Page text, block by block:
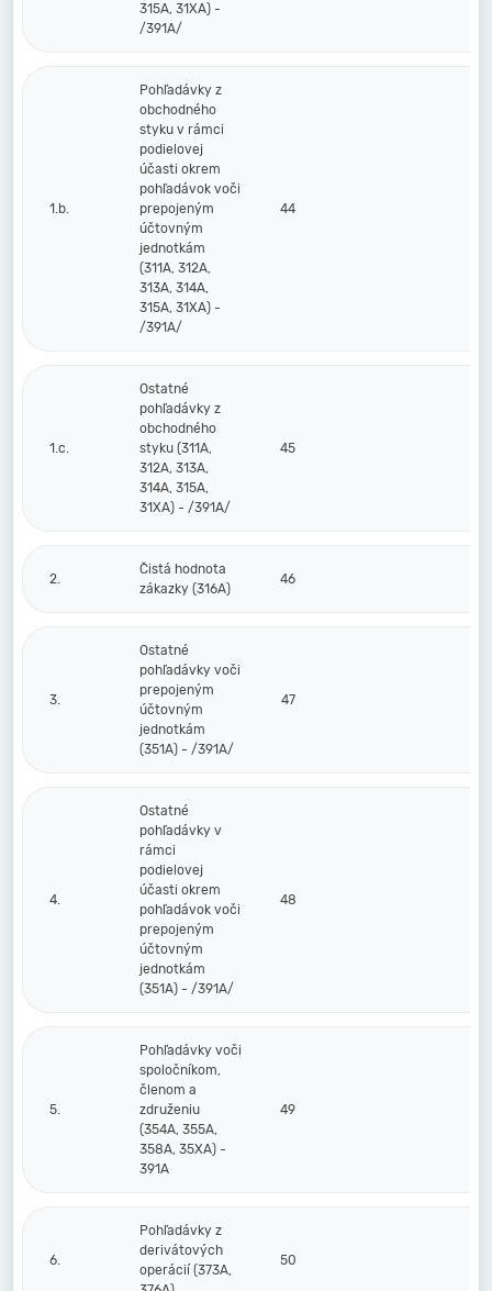
315A, 31XA) -
/391A/
1.b.
Pohľadávky z
obchodného
styku v rámci
podielovej
účasti okrem
pohľadávok voči
prepojeným
účtovným
jednotkám
(311A, 312A,
313A, 314A,
315A, 31XA) -
/391A/
44
1.c.
Ostatné
pohľadávky z
obchodného
styku (311A,
312A, 313A,
314A, 315A,
31XA) - /391A/
45
2.
Čistá hodnota
zákazky (316A)
46
3.
Ostatné
pohľadávky voči
prepojeným
účtovným
jednotkám
(351A) - /391A/
47
4.
Ostatné
pohľadávky v
rámci
podielovej
účasti okrem
pohľadávok voči
prepojeným
účtovným
jednotkám
(351A) - /391A/
48
5.
Pohľadávky voči
spoločníkom,
členom a
združeniu
(354A, 355A,
358A, 35XA) -
391A
49
6.
Pohľadávky z
derivátových
operácií (373A,
50